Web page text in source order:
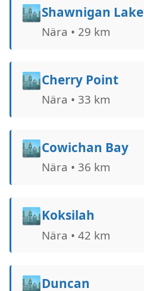
🏙️Shawnigan Lake
Nära • 29 km
🏙️Cherry Point
Nära • 33 km
🏙️Cowichan Bay
Nära • 36 km
🏙️Koksilah
Nära • 42 km
🏙️Duncan